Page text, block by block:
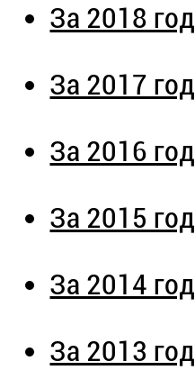
За 2018 год
За 2017 год
За 2016 год
За 2015 год
За 2014 год
За 2013 год